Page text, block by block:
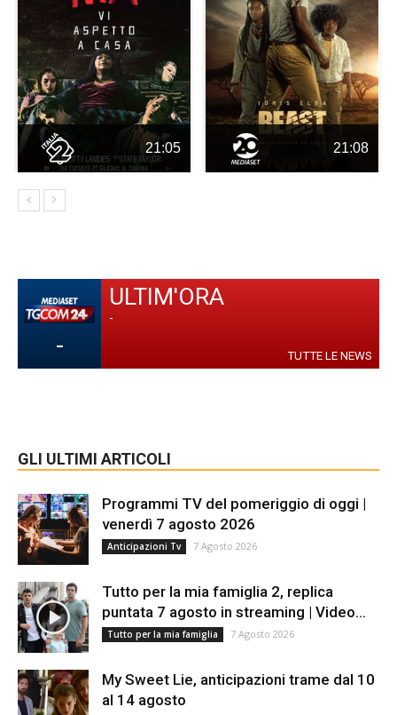
21:05 21:08
-
ULTIM'ORA
-
TUTTE LE NEWS
GLI ULTIMI ARTICOLI
Programmi TV del pomeriggio di oggi |
venerdì 7 agosto 2026
Anticipazioni Tv 7 Agosto 2026
Tutto per la mia famiglia 2, replica
puntata 7 agosto in streaming | Video...
Tutto per la mia famiglia 7 Agosto 2026
My Sweet Lie, anticipazioni trame dal 10
al 14 agosto